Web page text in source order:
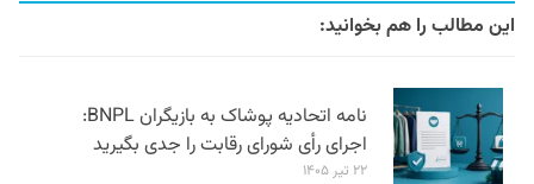
این مطالب را هم بخوانید:
نامه اتحادیه پوشاک به بازیگران BNPL:
اجرای رأی شورای رقابت را جدی بگیرید
۲۲ تیر ۱۴۰۵